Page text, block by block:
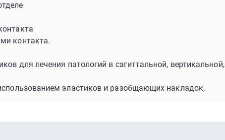
контакта.
для лечения патологий в сагиттальной, вертикальной,
эластиков и разобщающих накладок.